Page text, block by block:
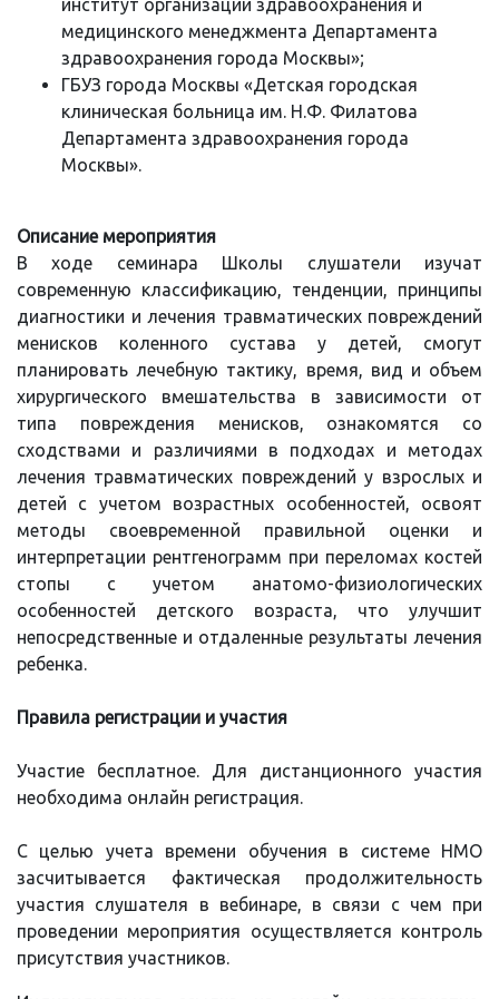
институт организации здравоохранения и
медицинского менеджмента Департамента
здравоохранения города Москвы»;
ГБУЗ города Москвы «Детская городская
клиническая больница им. Н.Ф. Филатова
Департамента здравоохранения города
Москвы».
Описание мероприятия
В ходе семинара Школы слушатели изучат
современную классификацию, тенденции, принципы
диагностики и лечения травматических повреждений
менисков коленного сустава у детей, смогут
планировать лечебную тактику, время, вид и объем
хирургического вмешательства в зависимости от
типа повреждения менисков, ознакомятся со
сходствами и различиями в подходах и методах
лечения травматических повреждений у взрослых и
детей с учетом возрастных особенностей, освоят
методы своевременной правильной оценки и
интерпретации рентгенограмм при переломах костей
стопы с учетом анатомо-физиологических
особенностей детского возраста, что улучшит
непосредственные и отдаленные результаты лечения
ребенка.
Правила регистрации и участия
Участие бесплатное. Для дистанционного участия
необходима онлайн регистрация.
С целью учета времени обучения в системе НМО
засчитывается фактическая продолжительность
участия слушателя в вебинаре, в связи с чем при
проведении мероприятия осуществляется контроль
присутствия участников.